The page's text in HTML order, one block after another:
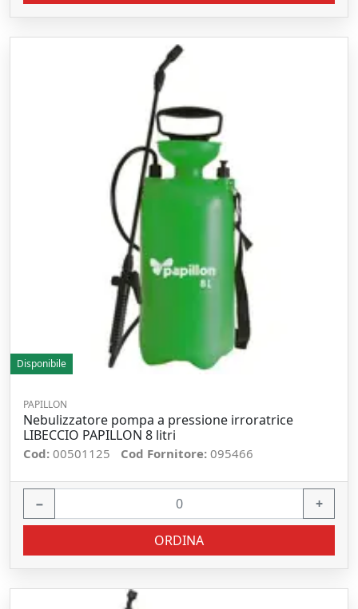
Disponibile
PAPILLON
Nebulizzatore pompa a pressione irroratrice
LIBECCIO PAPILLON 8 litri
Cod: 00501125 Cod Fornitore: 095466
− +
ORDINA